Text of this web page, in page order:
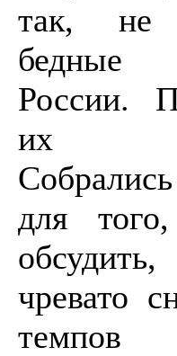
так, не
России.
их
для
чревато
темпов